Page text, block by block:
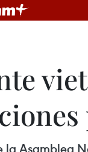
la Asamblea